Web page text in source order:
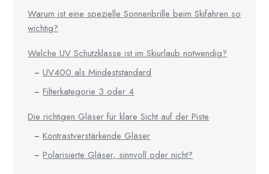
Warum ist eine spezielle Sonnenbrille beim Skifahren so
wichtig?
Welche UV Schutzklasse ist im Skiurlaub notwendig?
UV400 als Mindeststandard
Filterkategorie 3 oder 4
Die richtigen Gläser für klare Sicht auf der Piste
Kontrastverstärkende Gläser
Polarisierte Gläser, sinnvoll oder nicht?